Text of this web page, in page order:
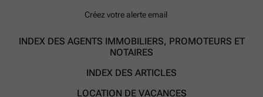
Créez votre alerte email
INDEX DES AGENTS IMMOBILIERS, PROMOTEURS ET
NOTAIRES
INDEX DES ARTICLES
LOCATION DE VACANCES